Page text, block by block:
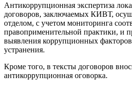
Антикоррупционная экспертиза
договоров, заключаемых КИВТ,
отделом, с учетом мониторинга
правоприменительной практики, и
выявления коррупционных
устранения.
Кроме того, в тексты договоров
антикоррупционная оговорка.